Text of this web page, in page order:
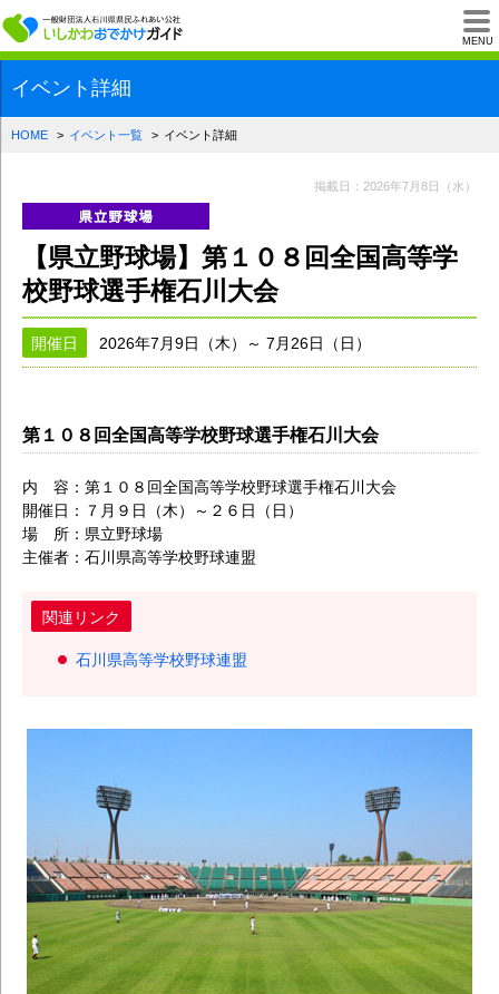
MENU
一般財団法人石川
イベント詳細
HOME イベント一覧 イベント詳細
掲載日：2026年7月8日（水）
【県立野球場】第１０８回全国高等学
校野球選手権石川大会
開催日 2026年7月9日（木）～ 7月26日（日）
第１０８回全国高等学校野球選手権石川大会
内 容：第１０８回全国高等学校野球選手権石川大会
開催日：７月９日（木）～２６日（日）
場 所：県立野球場
主催者：石川県高等学校野球連盟
関連リンク
石川県高等学校野球連盟